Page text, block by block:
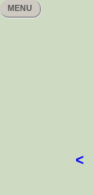
MENU
<